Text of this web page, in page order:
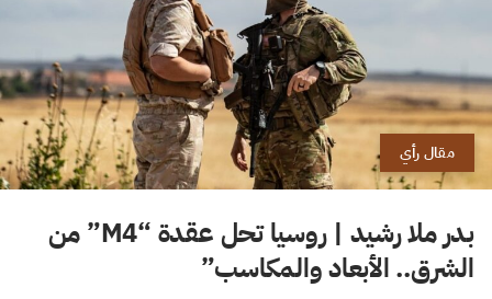
مقال رأي
بدر ملا رشيد | روسيا تحل عقدة “M4” من
الشرق.. الأبعاد والمكاسب”